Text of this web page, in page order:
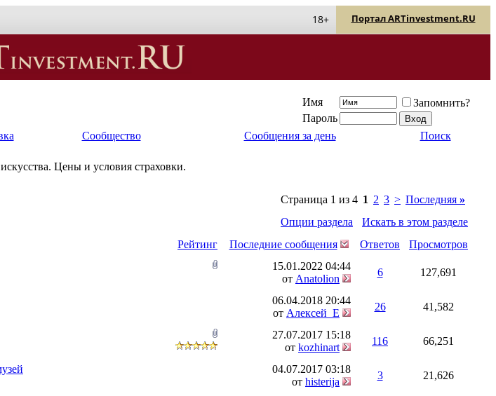
Портал ARTinvestment.RU
18+
Имя
Запомнить?
Пароль
Сообщество Сообщения за день Поиск
Цены и условия страховки.
Страница 1 из 4 1 2 3 > Последняя »
Опции раздела
Искать в этом разделе
Рейтинг
Последние сообщения Ответов
Просмотров
15.01.2022 04:44
от Anatolion
6 127,691
06.04.2018 20:44
от Алексей_Е
26 41,582
27.07.2017 15:18
от kozhinart
116 66,251
04.07.2017 03:18
от histerija
3 21,626